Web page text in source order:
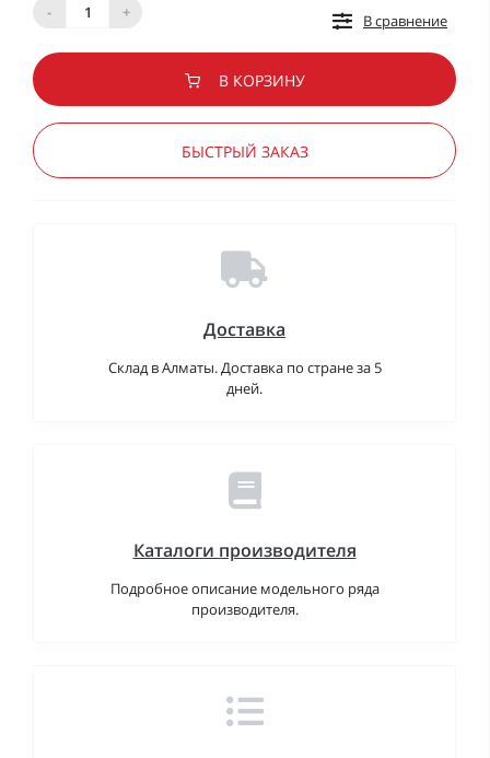
-
+
В сравнение
В КОРЗИНУ
БЫСТРЫЙ ЗАКАЗ
Доставка
Склад в Алматы. Доставка по стране за 5
дней.
Каталоги производителя
Подробное описание модельного ряда
производителя.